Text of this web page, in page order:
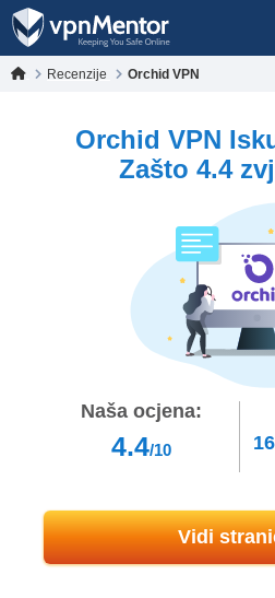
Recenzije Orchid VPN
Orchid VPN
Zašto 4.4
Naša ocjena:
4.4/10
Vidi